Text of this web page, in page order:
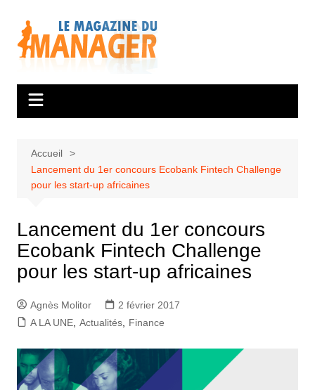
contenu
Accueil
Lancement du 1er concours Ecobank Fintech Challenge
pour les start-up africaines
Lancement du 1er concours
Ecobank Fintech Challenge
pour les start-up africaines
Agnès Molitor
2 février 2017
A LA UNE, Actualités, Finance